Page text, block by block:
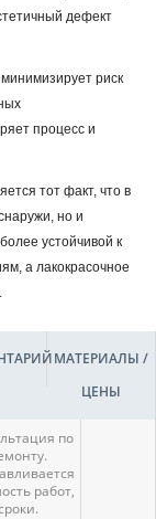
дефект
минимизирует риск
процесс и
тот факт, что в
но и
устойчивой к
а лакокрасочное
МАТЕРИАЛЫ /
ЦЕНЫ
по
работ,